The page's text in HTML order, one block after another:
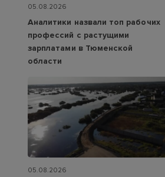
05.08.2026
Аналитики назвали топ рабочих
профессий с растущими
зарплатами в Тюменской
области
05.08.2026